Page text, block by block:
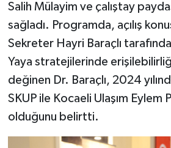
Salih Mülayim ve çalıştay
sağladı. Programda, açılış
Sekreter Hayri Baraçlı
Yaya stratejilerinde
değinen Dr. Baraçlı, 2024
SKUP ile Kocaeli Ulaşım Eylem
olduğunu belirtti.